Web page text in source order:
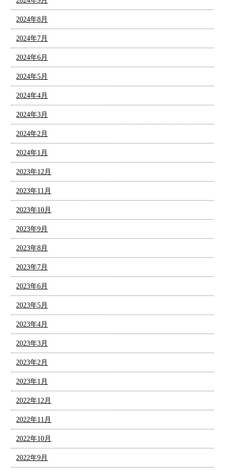
2024年8月
2024年7月
2024年6月
2024年5月
2024年4月
2024年3月
2024年2月
2024年1月
2023年12月
2023年11月
2023年10月
2023年9月
2023年8月
2023年7月
2023年6月
2023年5月
2023年4月
2023年3月
2023年2月
2023年1月
2022年12月
2022年11月
2022年10月
2022年9月